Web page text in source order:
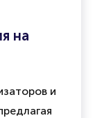
на
и